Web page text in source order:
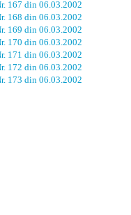
167 din 06.03.2002
168 din 06.03.2002
169 din 06.03.2002
170 din 06.03.2002
171 din 06.03.2002
172 din 06.03.2002
173 din 06.03.2002